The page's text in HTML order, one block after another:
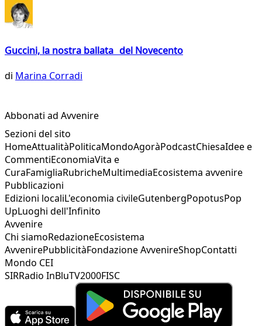
Guccini, la nostra ballata del Novecento
di Marina Corradi
Abbonati ad Avvenire
Sezioni del sito
HomeAttualitàPoliticaMondoAgoràPodcastChiesaIdee e
CommentiEconomiaVita e
CuraFamigliaRubricheMultimediaEcosistema avvenire
Pubblicazioni
Edizioni localiL'economia civileGutenbergPopotusPop
UpLuoghi dell'Infinito
Avvenire
Chi siamoRedazioneEcosistema
AvvenirePubblicitàFondazione AvvenireShopContatti
Mondo CEI
SIRRadio InBluTV2000FISC